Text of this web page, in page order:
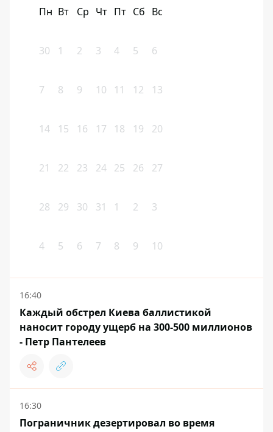
Пн Вт Ср Чт Пт Сб Вс
30 1 2 3 4 5 6
7 8 9 10 11 12 13
14 15 16 17 18 19 20
21 22 23 24 25 26 27
28 29 30 31 1 2 3
4 5 6 7 8 9 10
16:40
Каждый обстрел Киева баллистикой
наносит городу ущерб на 300-500 миллионов
- Петр Пантелеев
16:30
Пограничник дезертировал во время